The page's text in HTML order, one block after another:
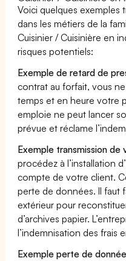
Voici quelques exemples
dans les métiers de la
Cuisinier / Cuisinière en
risques potentiels:
Exemple de retard de
contrat au forfait, vous
temps et en heure votre
emploie ne peut lancer
prévue et réclame
Exemple transmission de
procédez à l’installation
compte de votre client.
perte de données. Il faut
extérieur pour
d’archives papier.
l’indemnisation des frais
Exemple perte de